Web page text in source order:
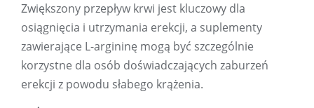
Zwiększony przepływ krwi jest kluczowy dla
osiągnięcia i utrzymania erekcji, a suplementy
zawierające L-argininę mogą być szczególnie
korzystne dla osób doświadczających zaburzeń
erekcji z powodu słabego krążenia.